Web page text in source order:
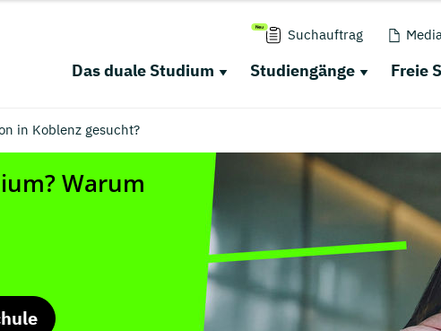
Suchauftrag
Das duale Studium Studiengänge Freie
in Koblenz gesucht?